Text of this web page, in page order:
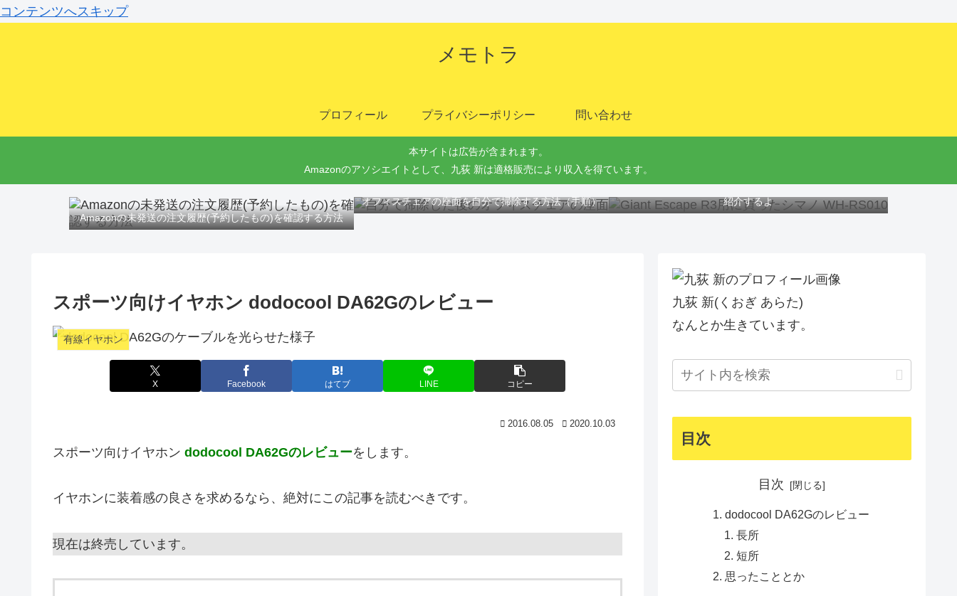
コンテンツへスキップ
メモトラ
プロフィール プライバシーポリシー 問い合わせ
本サイトは広告が含まれます。
Amazonのアソシエイトとして、九荻 新は適格販売により収入を得ています。
Amazonの未発送の注文履歴(予約したもの)を確認する方法
オフィスチェアの座面を自分で掃除する方法（手順）
紹介するよ
スポーツ向けイヤホン dodocool DA62Gのレビュー
有線イヤホン
X Facebook はてブ LINE コピー
2016.08.05 2020.10.03
スポーツ向けイヤホン dodocool DA62Gのレビューをします。
イヤホンに装着感の良さを求めるなら、絶対にこの記事を読むべきです。
現在は終売しています。
九荻 新(くおぎ あらた)
なんとか生きています。
目次
目次
dodocool DA62Gのレビュー
長所
短所
思ったこととか